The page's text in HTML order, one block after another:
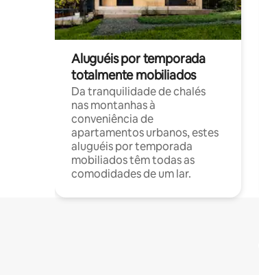
Aluguéis por temporada
totalmente mobiliados
Da tranquilidade de chalés
nas montanhas à
conveniência de
apartamentos urbanos, estes
aluguéis por temporada
mobiliados têm todas as
comodidades de um lar.